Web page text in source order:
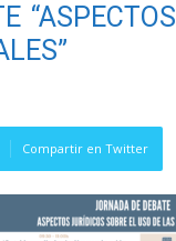
Compartir en Twitter